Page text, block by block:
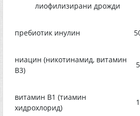
лиофилизирани дрожди
пребиотик инулин
ниацин (никотинамид, витамин
В3)
витамин В1 (тиамин
хидрохлорид)